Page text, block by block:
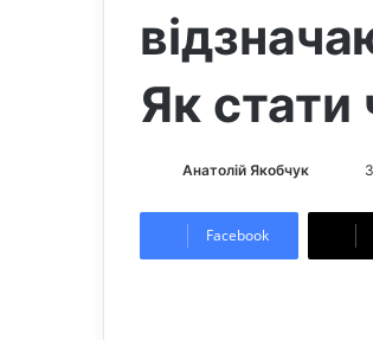
Як стати
Анатолій Якобчук
l d
Facebook